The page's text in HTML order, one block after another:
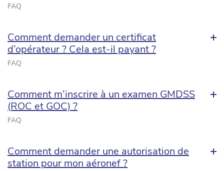
FAQ
Comment demander un certificat
d’opérateur ? Cela est-il payant ?
FAQ
Comment m’inscrire à un examen GMDSS
(ROC et GOC) ?
FAQ
Comment demander une autorisation de
station pour mon aéronef ?